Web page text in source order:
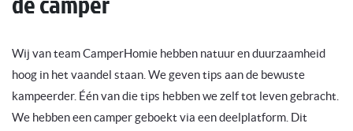
Wij van team CamperHomie hebben natuur en duurzaamheid
hoog in het vaandel staan. We geven tips aan de bewuste
kampeerder. Één van die tips hebben we zelf tot leven gebracht.
We hebben een camper geboekt via een deelplatform. Dit